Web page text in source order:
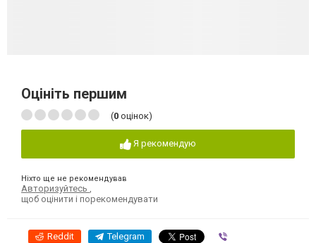
Оцініть першим
(0 оцінок)
Я рекомендую
Ніхто ще не рекомендував
Авторизуйтесь
щоб оцінити і порекомендувати
Reddit Telegram